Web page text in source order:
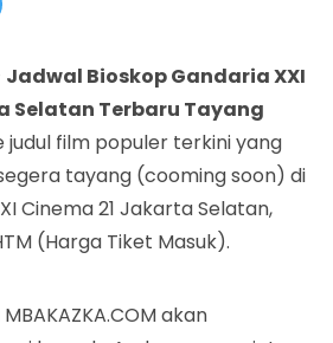
Jadwal Bioskop Gandaria XXI
Selatan Terbaru Tayang
judul film populer terkini yang
tayang (cooming soon) di
Cinema 21 Jakarta Selatan,
(Harga Tiket Masuk).
akan